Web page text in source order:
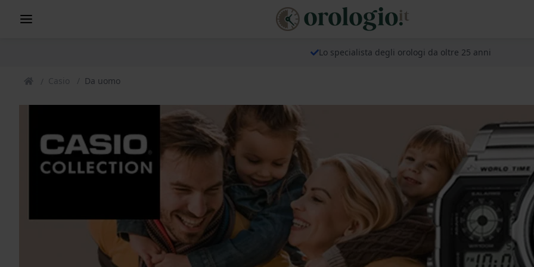
Lo specialista degli orologi da oltre 25 anni
Casio Da uomo